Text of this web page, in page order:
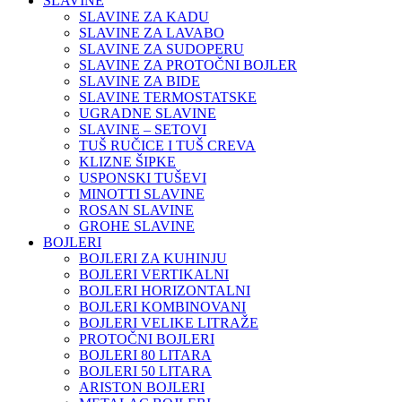
SLAVINE ZA KADU
SLAVINE ZA LAVABO
SLAVINE ZA SUDOPERU
SLAVINE ZA PROTOČNI BOJLER
SLAVINE ZA BIDE
SLAVINE TERMOSTATSKE
UGRADNE SLAVINE
SLAVINE – SETOVI
TUŠ RUČICE I TUŠ CREVA
KLIZNE ŠIPKE
USPONSKI TUŠEVI
MINOTTI SLAVINE
ROSAN SLAVINE
GROHE SLAVINE
BOJLERI
BOJLERI ZA KUHINJU
BOJLERI VERTIKALNI
BOJLERI HORIZONTALNI
BOJLERI KOMBINOVANI
BOJLERI VELIKE LITRAŽE
PROTOČNI BOJLERI
BOJLERI 80 LITARA
BOJLERI 50 LITARA
ARISTON BOJLERI